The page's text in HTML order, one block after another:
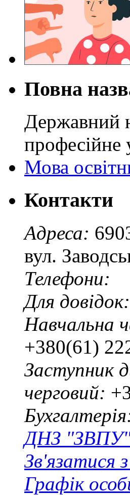
Повна
Державний
Мова
Контакти
Адреса:
вул.
Телефони:
Для довідок:
Навчальна
+380(61)
Заступник
черговий:
ДНЗ "ЗВПУ"
Зв'язатися
Графік